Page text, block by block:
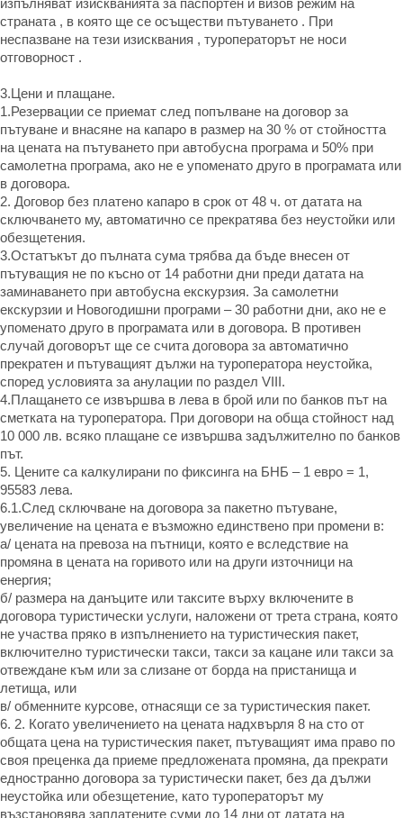
изпълняват изискванията за паспортен и визов режим на
страната , в която ще се осъществи пътуването . При
неспазване на тези изисквания , туроператорът не носи
отговорност .
3.Цени и плащане.
1.Резервации се приемат след попълване на договор за
пътуване и внасяне на капаро в размер на 30 % от стойността
на цената на пътуването при автобусна програма и 50% при
самолетна програма, ако не е упоменато друго в програмата или
в договора.
2. Договор без платено капаро в срок от 48 ч. от датата на
сключването му, автоматично се прекратява без неустойки или
обезщетения.
3.Остатъкът до пълната сума трябва да бъде внесен от
пътуващия не по късно от 14 работни дни преди датата на
заминаването при автобусна екскурзия. За самолетни
екскурзии и Новогодишни програми – 30 работни дни, ако не е
упоменато друго в програмата или в договора. В противен
случай договорът ще се счита договора за автоматично
прекратен и пътуващият дължи на туроператора неустойка,
според условията за анулации по раздел VІІІ.
4.Плащането се извършва в лева в брой или по банков път на
сметката на туроператора. При договори на обща стойност над
10 000 лв. всяко плащане се извършва задължително по банков
път.
5. Цените са калкулирани по фиксинга на БНБ – 1 евро = 1,
95583 лева.
6.1.След сключване на договора за пакетно пътуване,
увеличение на цената е възможно единствено при промени в:
а/ цената на превоза на пътници, която е вследствие на
промяна в цената на горивото или на други източници на
енергия;
б/ размера на данъците или таксите върху включените в
договора туристически услуги, наложени от трета страна, която
не участва пряко в изпълнението на туристическия пакет,
включително туристически такси, такси за кацане или такси за
отвеждане към или за слизане от борда на пристанища и
летища, или
в/ обменните курсове, отнасящи се за туристическия пакет.
6. 2. Когато увеличението на цената надхвърля 8 на сто от
общата цена на туристическия пакет, пътуващият има право по
своя преценка да приеме предложената промяна, да прекрати
едностранно договора за туристически пакет, без да дължи
неустойка или обезщетение, като туроператорът му
възстановява заплатените суми до 14 дни от датата на